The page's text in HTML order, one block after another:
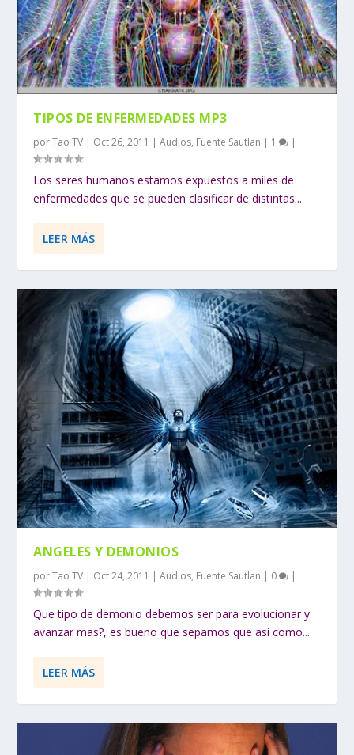
TIPOS DE ENFERMEDADES MP3
porTao TV | Oct 26, 2011 |Audios, Fuente Sautlan | 1 |
Los seres humanos estamos expuestos a miles de
enfermedades que se pueden clasificar de distintas...
LEER MÁS
ANGELES Y DEMONIOS
porTao TV | Oct 24, 2011 |Audios, Fuente Sautlan | 0 |
Que tipo de demonio debemos ser para evolucionar y
avanzar mas?, es bueno que sepamos que así como...
LEER MÁS